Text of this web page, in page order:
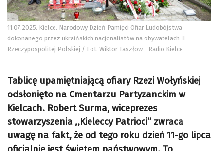
11.07.2025. Kielce. Narodowy Dzień Pamięci Ofiar Ludobójstwa
dokonanego przez ukraińskich nacjonalistów na obywatelach II
Rzeczypospolitej Polskiej / Fot. Wiktor Taszłow - Radio Kielce
Tablicę upamiętniającą ofiary Rzezi Wołyńskiej
odsłonięto na Cmentarzu Partyzanckim w
Kielcach. Robert Surma, wiceprezes
stowarzyszenia ,,Kieleccy Patrioci” zwraca
uwagę na fakt, że od tego roku dzień 11-go lipca